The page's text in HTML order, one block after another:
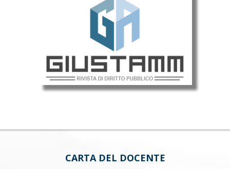
CARTA DEL DOCENTE